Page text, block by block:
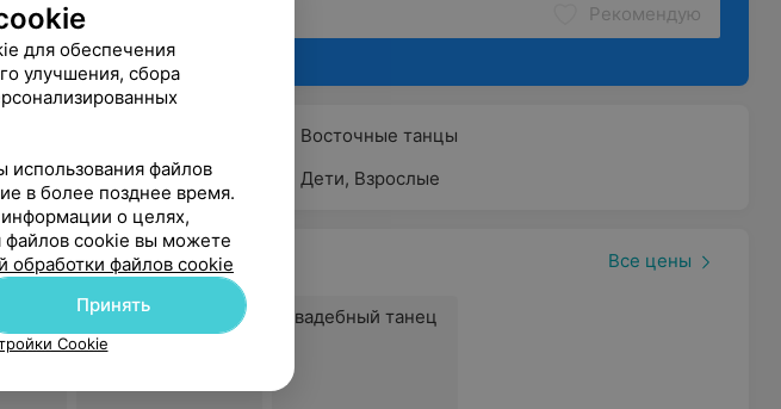
Рекомендую
Восточные танцы
Дети, Взрослые
Все цены
Постановка
номеров
Свадебный танец
для обеспечения
улучшения, сбора
файлов
в более позднее время.
о целях,
файлов cookie вы можете
обработки файлов cookie
Принять
Cookie